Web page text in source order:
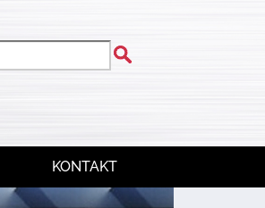
Type 2 or
more
KONTAKT